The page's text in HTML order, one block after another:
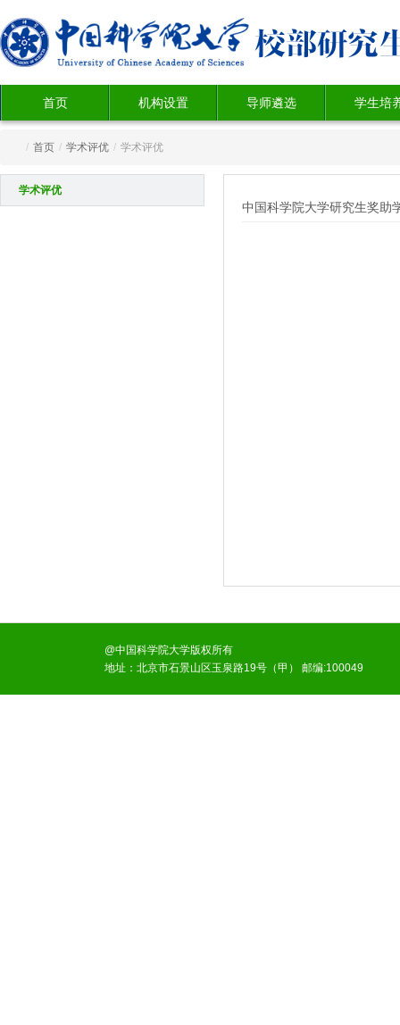
首页 机构设置 导师遴选 学生培
/ 首页 / 学术评优 / 学术评优
学术评优
中国科学院大学研究生奖助
@中国科学院大学版权所有
地址：北京市石景山区玉泉路19号（甲） 邮编:100049